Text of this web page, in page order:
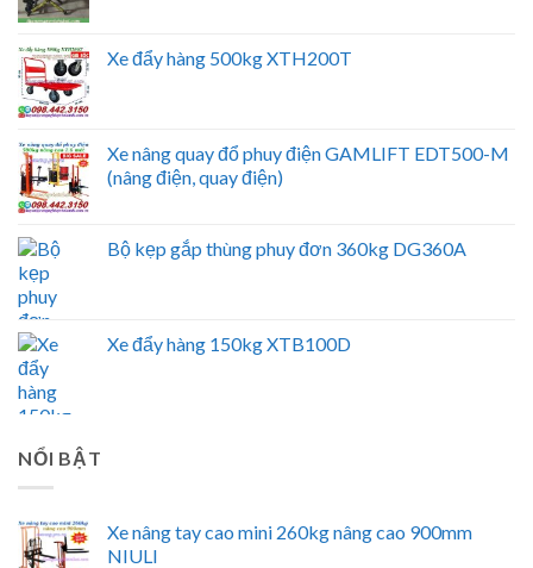
Xe đẩy hàng 500kg XTH200T
Xe nâng quay đổ phuy điện GAMLIFT EDT500-M
(nâng điện, quay điện)
Bộ kẹp gắp thùng phuy đơn 360kg DG360A
Xe đẩy hàng 150kg XTB100D
NỔI BẬT
Xe nâng tay cao mini 260kg nâng cao 900mm
NIULI